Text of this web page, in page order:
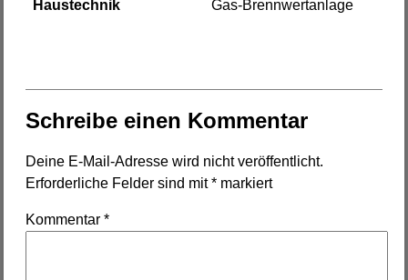
Haustechnik Gas-Brennwertanlage
Schreibe einen Kommentar
Deine E-Mail-Adresse wird nicht veröffentlicht.
Erforderliche Felder sind mit* markiert
Kommentar*